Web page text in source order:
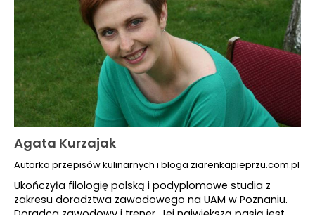
Agata Kurzajak
Autorka przepisów kulinarnych i bloga ziarenkapieprzu.com.pl
Ukończyła filologię polską i podyplomowe studia z
zakresu doradztwa zawodowego na UAM w Poznaniu.